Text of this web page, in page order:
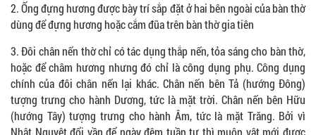
2. Ống đựng hương được bày trí sắp đặt ở hai bên ngoài của bàn thờ
dùng để đựng hương hoặc cắm đũa trên bàn thờ gia tiên
3. Đôi chân nến thờ chỉ có tác dụng thắp nến, tỏa sáng cho bàn thờ,
hoặc để châm hương nhưng đó chỉ là công dụng phụ. Công dụng
chính của đôi chân nến lại khác. Chân nến bên Tả (hướng Đông)
tượng trưng cho hành Dương, tức là mặt trời. Chân nến bên Hữu
(hướng Tây) tượng trưng cho hành Âm, tức là mặt Trăng. Bởi vì